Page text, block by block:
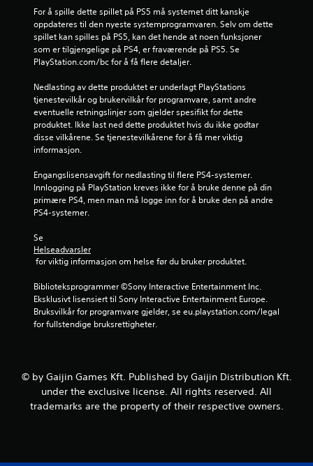
0
5
4
u
r
r
i
e
r
For å spille dette spillet på PS5 må systemet ditt kanskje
oppdateres til den nyeste systemprogramvaren. Selv om dette
spillet kan spilles på PS5, kan det hende at noen funksjoner
som er tilgjengelige på PS4, er fraværende på PS5. Se
PlayStation.com/bc for å få flere detaljer.
Nedlasting av dette produktet er underlagt PlayStations
tjenestevilkår og brukervilkår for programvare, samt andre
eventuelle retningslinjer som gjelder spesifikt for dette
produktet. Ikke last ned dette produktet hvis du ikke godtar
disse vilkårene. Se tjenestevilkårene for å få mer viktig
informasjon.
Engangslisensavgift for nedlasting til flere PS4-systemer.
Innlogging på PlayStation kreves ikke for å bruke denne på din
primære PS4, men man må logge inn for å bruke den på andre
PS4-systemer.
Se
Helseadvarsler
for viktig informasjon om helse før du bruker produktet.
Biblioteksprogrammer ©Sony Interactive Entertainment Inc.
Eksklusivt lisensiert til Sony Interactive Entertainment Europe.
Bruksvilkår for programvare gjelder, se eu.playstation.com/legal
for fullstendige bruksrettigheter.
© by Gaijin Games Kft. Published by Gaijin Distribution Kft.
under the exclusive license. All rights reserved. All
trademarks are the property of their respective owners.